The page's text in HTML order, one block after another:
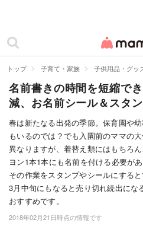
ママリ
カテゴリー一覧
妊娠
出産
赤ちゃん・育児
子育て・家族
病院
トップ 子育て・家族 子供用品・グッ
名前書きの時間を短縮で
減、お名前シール＆スタ
春は新たなる出発の季節。保育園や
もいるのでは？でも入園前のママの
異なりますが、着替え類にはもちろ
ヨン1本1本にも名前を付ける必要が
その作業をスタンプやシールにする
3月中旬にもなると売り切れ続出にな
おすすめです。
2018年02月21日時点の情報です